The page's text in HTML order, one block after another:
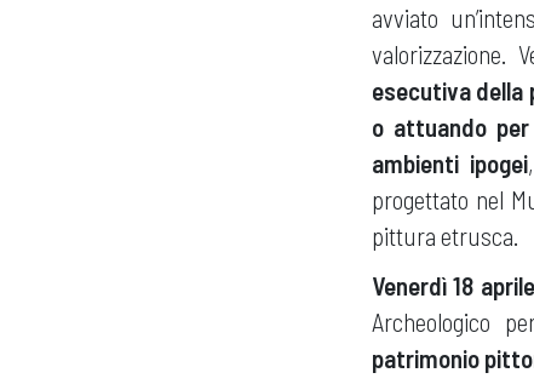
avviato
valorizzazione.
esecutiva della
o attuando
ambienti ipogei
progettato nel
pittura etrusca.
Venerdì 18 aprile
Archeologico
patrimonio